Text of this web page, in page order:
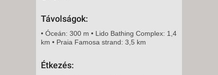
2026. NOVEMBER 27., PÉNTEK
-
11 NAP / 10 ÉJSZAKA
Távolságok:
• Óceán: 300 m • Lido Bathing Complex: 1,4
km • Praia Famosa strand: 3,5 km
Étkezés: